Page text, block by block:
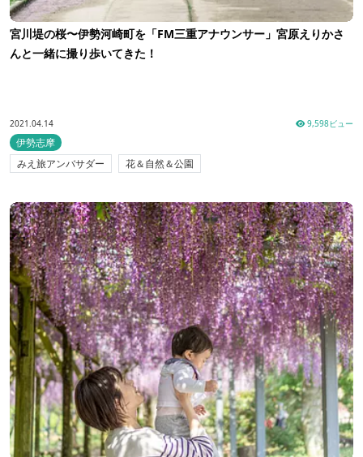
宮川堤の桜〜伊勢河崎町を「FM三重アナウンサー」宮原えりかさ
んと一緒に撮り歩いてきた！
2021.04.14 9,598ビュー
伊勢志摩
みえ旅アンバサダー
花＆自然＆公園